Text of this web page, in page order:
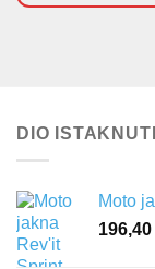
DIO
Moto
196,40